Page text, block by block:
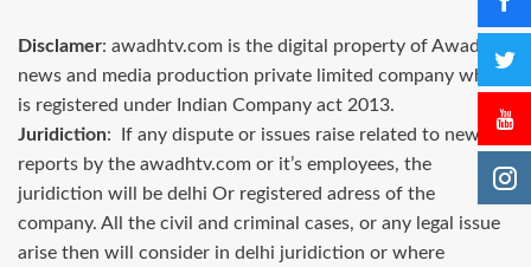
Disclamer: awadhtv.com is the digital property of AwadhTV
news and media production private limited company which
is registered under Indian Company act 2013.
Juridiction: If any dispute or issues raise related to news
reports by the awadhtv.com or it’s employees, the
juridiction will be delhi Or registered adress of the
company. All the civil and criminal cases, or any legal issue
arise then will consider in delhi juridiction or where